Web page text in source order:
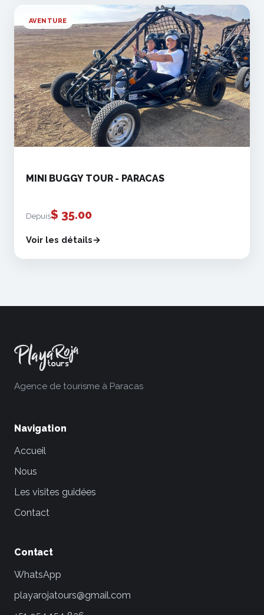
AVENTURE
MINI BUGGY TOUR - PARACAS
Depuis$ 35.00
Voir les détails
Agence de tourisme à Paracas
Navigation
Accueil
Nous
Les visites guidées
Contact
Contact
WhatsApp
playarojatours@gmail.com